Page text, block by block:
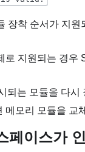
장착 순서가 지원
로 지원되는 경우
되는 모듈을 다
메모리 모듈을 교
페이스가